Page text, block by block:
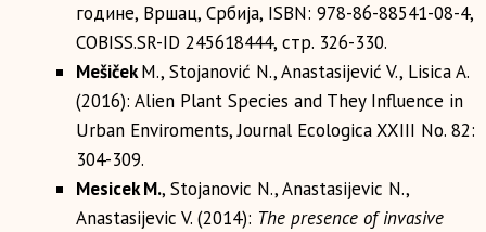
године, Вршац, Србија, ISBN: 978-86-88541-08-4,
COBISS.SR-ID 245618444, стр. 326-330.
MešičekM., Stojanović N., Anastasijević V., Lisica A.
(2016): Alien Plant Species and They Influence in
Urban Enviroments, Journal Ecologica XXIII No. 82:
304-309.
Mesicek M., Stojanovic N., Anastasijevic N.,
Anastasijevic V. (2014): The presence of invasive